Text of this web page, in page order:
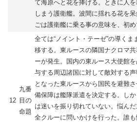
て海原へと花を捧げる。ときに人
しまう護衛艦。波間に揺れる花を
ごは護衛艦に乗る事の意味を、初
12
九番
目の
命題
全ては“ノイント・テーゼ”の導く
移する。東ルースの隣国ナクロマ
ーが発生。国内の東ルース大使館
与する周辺諸国に対して敵対する
となった東ルースから国民を避難さ
備保障は艦隊派遣を決定する。し
は迷いを振り切れていない。悩ん
全クルーに問いかけを行った。誰